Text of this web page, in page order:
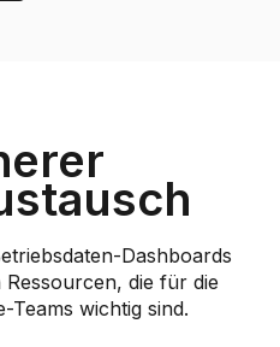
Dashboards
die für die
Teams wichtig sind.